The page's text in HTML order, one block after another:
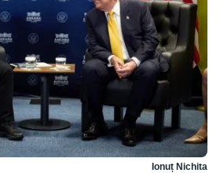
Ionuț Nichita